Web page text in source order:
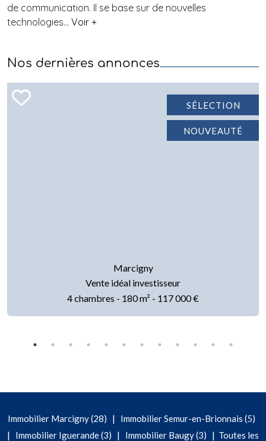
de communication. Il se base sur de nouvelles
technologies​... Voir +
Nos dernières annonces
SÉLECTION
NOUVEAUTÉ
Marcigny
Vente idéal investisseur
4 chambres - 180 m² - 117 000 €
Immobilier Marcigny (28) | Immobilier Semur-en-Brionnais (5)
| Immobilier Iguerande (3) | Immobilier Baugy (3) | Toutes les